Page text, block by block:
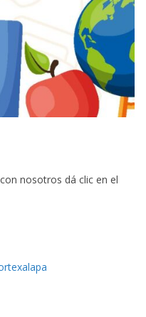
nosotros dá clic en el